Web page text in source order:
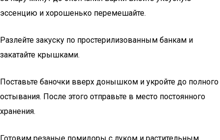
эссенцию и хорошенько перемешайте.
Разлейте закуску по простерилизованным банкам и
закатайте крышками.
Поставьте баночки вверх донышком и укройте до полного
остывания. После этого отправьте в место постоянного
хранения.